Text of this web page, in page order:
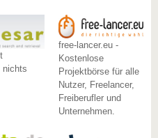
nichts
free-lancer.eu -
Kostenlose
Projektbörse für alle
Nutzer, Freelancer,
Freiberufler und
Unternehmen.